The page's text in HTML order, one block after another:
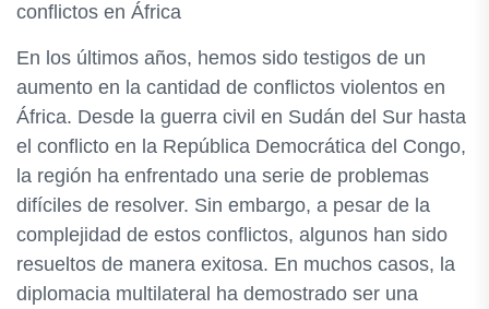
conflictos en África
En los últimos años, hemos sido testigos de un
aumento en la cantidad de conflictos violentos en
África. Desde la guerra civil en Sudán del Sur hasta
el conflicto en la República Democrática del Congo,
la región ha enfrentado una serie de problemas
difíciles de resolver. Sin embargo, a pesar de la
complejidad de estos conflictos, algunos han sido
resueltos de manera exitosa. En muchos casos, la
diplomacia multilateral ha demostrado ser una